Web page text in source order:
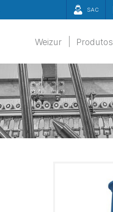
SAC
Weizur Produtos